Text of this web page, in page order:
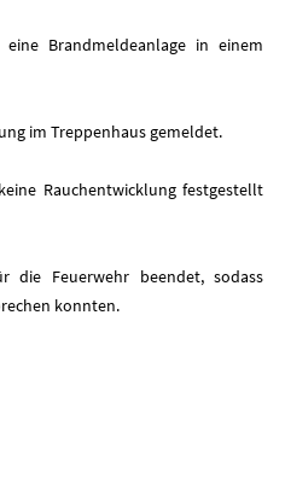
Brandmeldeanlage in einem
im Treppenhaus gemeldet.
Rauchentwicklung festgestellt
die Feuerwehr beendet, sodass
konnten.